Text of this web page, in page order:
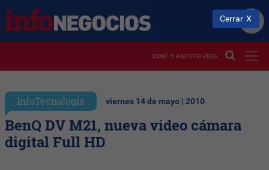
DOM. 9 AGOSTO 2026
InfoTecnología viernes 14 de mayo | 2010
BenQ DV M21, nueva video cámara
digital Full HD
Cerrar